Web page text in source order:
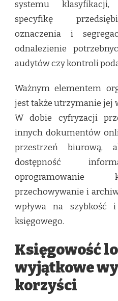
systemu
specyfikę
oznaczenia i
odnalezienie
audytów czy kontroli
Ważnym elementem
jest także utrzymanie jej
W dobie cyfryzacji
innych dokumentów
przestrzeń biurową,
dostępność
oprogramowanie
przechowywanie i
wpływa na szybkość
księgowego.
Księgowość
wyjątkowe
korzyści